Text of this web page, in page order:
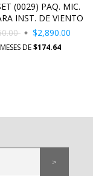
(0029) PAQ. MIC.
INST. DE VIENTO
$2,890.00
MESES DE$174.64